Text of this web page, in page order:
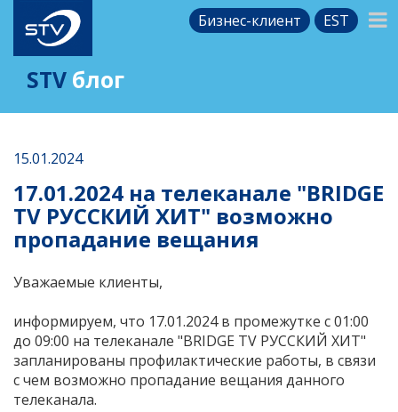
Бизнес-клиент EST
STV блог
15.01.2024
17.01.2024 на телеканале "BRIDGE
TV РУССКИЙ ХИТ" возможно
пропадание вещания
Уважаемые клиенты,
информируем, что 17.01.2024 в промежутке с 01:00
до 09:00 на телеканале "BRIDGE TV РУССКИЙ ХИТ"
запланированы профилактические работы, в связи
с чем возможно пропадание вещания данного
телеканала.